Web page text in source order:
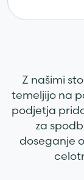
Z našimi
temeljijo na
podjetja
za
doseganje